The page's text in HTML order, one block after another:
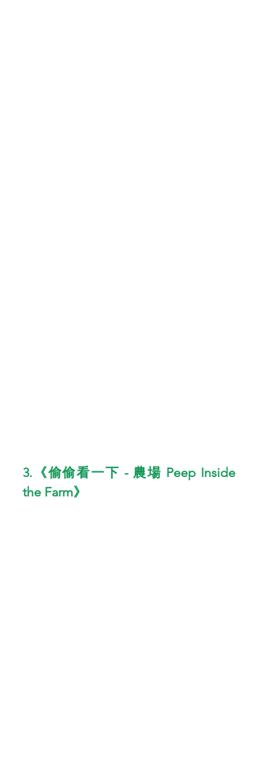
3.《偷偷看一下 - 農場 Peep Inside
the Farm》